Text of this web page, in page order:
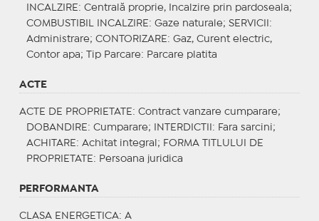
INCALZIRE : Centrală proprie, Incalzire prin pardoseala;
COMBUSTIBIL INCALZIRE : Gaze naturale; SERVICII :
Administrare; CONTORIZARE : Gaz, Curent electric,
Contor apa;
Tip Parcare: Parcare platita
ACTE
ACTE DE PROPRIETATE : Contract vanzare cumparare;
DOBANDIRE : Cumparare; INTERDICTII : Fara sarcini;
ACHITARE : Achitat integral; FORMA TITLULUI DE
PROPRIETATE : Persoana juridica
PERFORMANTA
CLASA ENERGETICA: A